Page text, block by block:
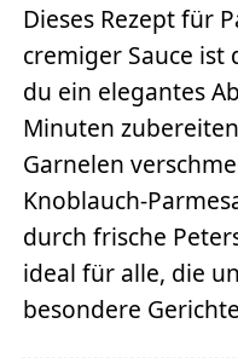
Dieses Rezept für
cremiger Sauce ist
du ein elegantes
Minuten
Garnelen
Knoblauch-
durch frische
ideal für alle, die
besondere